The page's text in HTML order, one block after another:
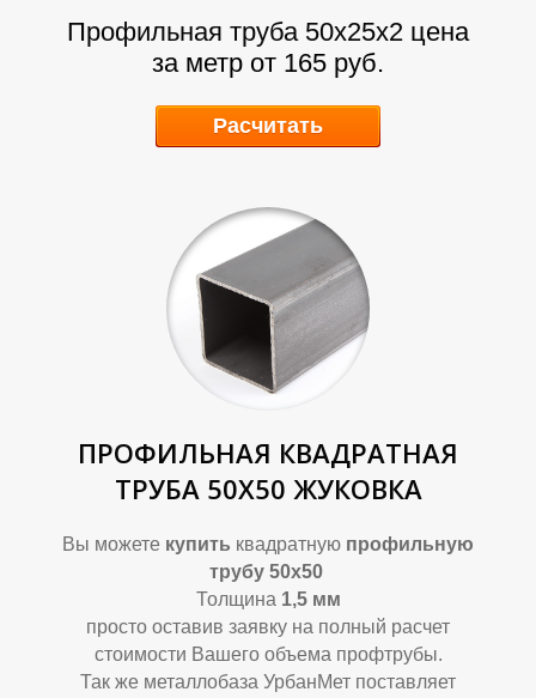
У
Профильная труба 50х25х2 цена
за метр от 165 руб.
Расчитать
ПРОФИЛЬНАЯ КВАДРАТНАЯ
ТРУБА 50Х50 ЖУКОВКА
Вы можете купить квадратную профильную
трубу 50х50
Толщина 1,5 мм
просто оставив заявку на полный расчет
стоимости Вашего объема профтрубы.
Так же металлобаза УрбанМет поставляет
У